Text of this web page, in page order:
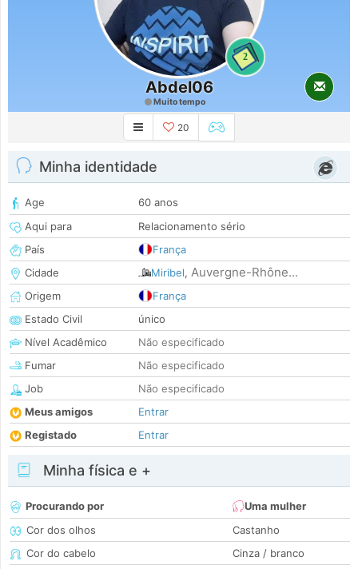
2
Abdel06
Muito tempo
20
Minha identidade
Age
60 anos
Aqui para
Relacionamento sério
País
França
Cidade
Miribel, Auvergne-Rhône...
Origem
França
Estado Civil
único
Nível Acadêmico
Não especificado
Fumar
Não especificado
Job
Não especificado
Meus amigos
Entrar
Registado
Entrar
Minha física e +
Procurando por
Uma mulher
Cor dos olhos
Castanho
Cor do cabelo
Cinza / branco